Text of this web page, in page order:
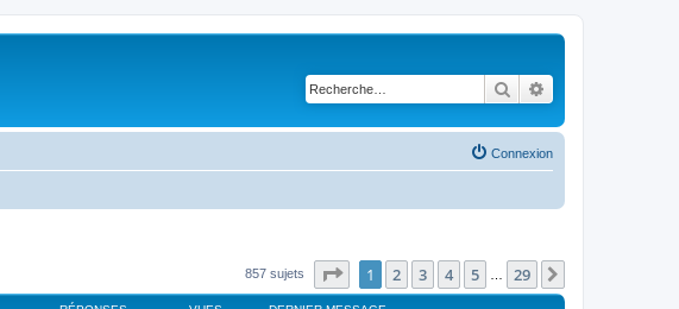
Rechercher
Connexion
857 sujets Page sur29
1 2 3 4 5 29